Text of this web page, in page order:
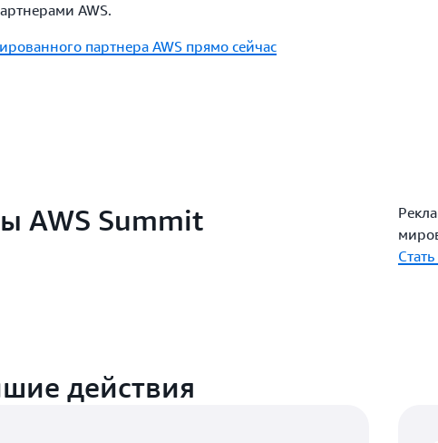
AWS.
партнера AWS прямо сейчас
AWS Summit
действия